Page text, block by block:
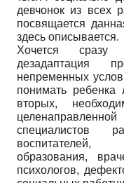
девчонок из всех
посвящается
здесь описывается.
Хочется сразу
дезадаптация
непременных
понимать
вторых,
специалистов
воспитателей,
образования,
психологов,